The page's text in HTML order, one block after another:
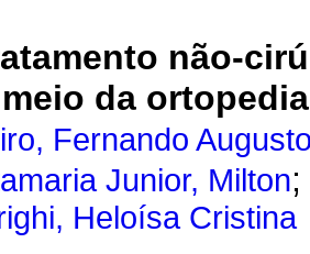
não-
da
Fernando
Junior, Milton;
Heloísa Cristina